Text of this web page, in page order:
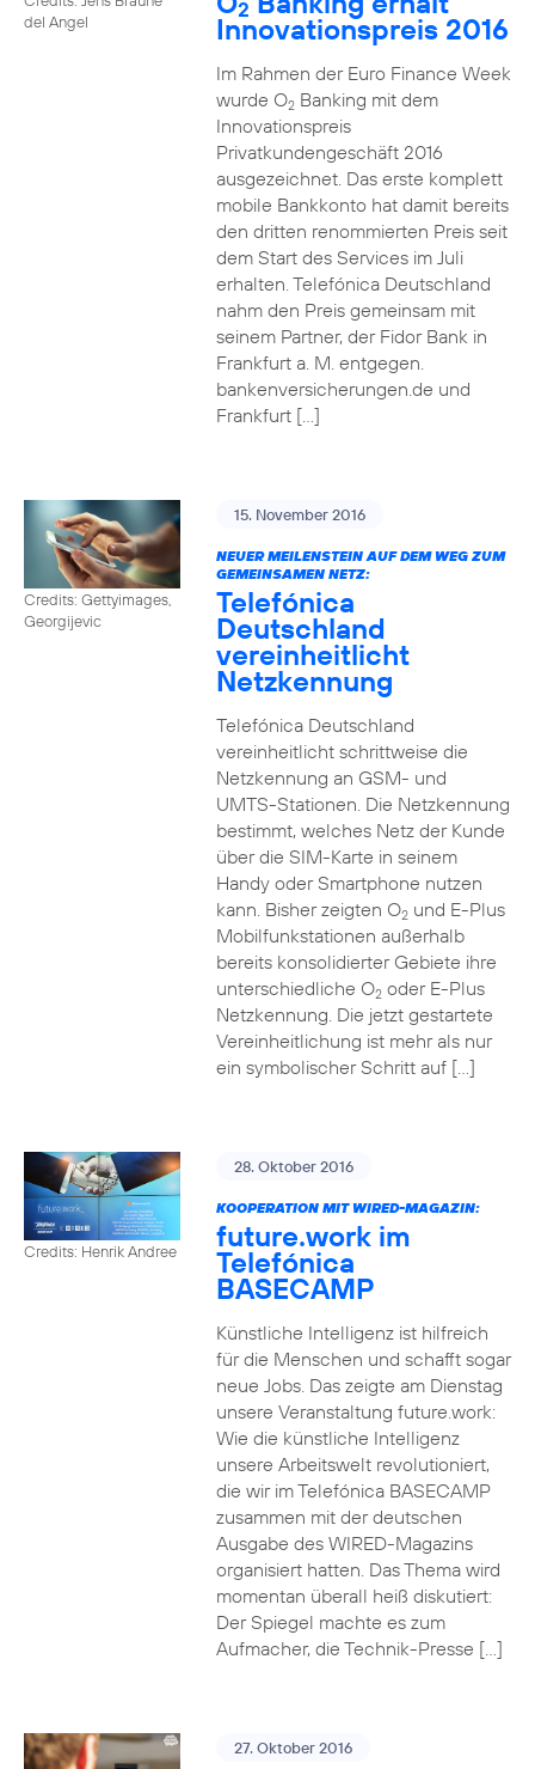
del Angel
2
Innovationspreis 2016
Im Rahmen der Euro Finance Week
wurde O2Banking mit dem
Innovationspreis
Privatkundengeschäft 2016
ausgezeichnet. Das erste komplett
mobile Bankkonto hat damit bereits
den dritten renommierten Preis seit
dem Start des Services im Juli
erhalten. Telefónica Deutschland
nahm den Preis gemeinsam mit
seinem Partner, der Fidor Bank in
Frankfurt a. M. entgegen.
bankenversicherungen.de und
Frankfurt […]
Credits: Gettyimages,
Georgijevic
15. November 2016
NEUER MEILENSTEIN AUF DEM WEG ZUM
GEMEINSAMEN NETZ:
Telefónica
Deutschland
vereinheitlicht
Netzkennung
Telefónica Deutschland
vereinheitlicht schrittweise die
Netzkennung an GSM- und
UMTS-Stationen. Die Netzkennung
bestimmt, welches Netz der Kunde
über die SIM-Karte in seinem
Handy oder Smartphone nutzen
kann. Bisher zeigten O2und E-Plus
Mobilfunkstationen außerhalb
bereits konsolidierter Gebiete ihre
unterschiedliche O2oder E-Plus
Netzkennung. Die jetzt gestartete
Vereinheitlichung ist mehr als nur
ein symbolischer Schritt auf […]
Credits: Henrik Andree
28. Oktober 2016
KOOPERATION MIT WIRED-MAGAZIN:
future.work im
Telefónica
BASECAMP
Künstliche Intelligenz ist hilfreich
für die Menschen und schafft sogar
neue Jobs. Das zeigte am Dienstag
unsere Veranstaltung future.work:
Wie die künstliche Intelligenz
unsere Arbeitswelt revolutioniert,
die wir im Telefónica BASECAMP
zusammen mit der deutschen
Ausgabe des WIRED-Magazins
organisiert hatten. Das Thema wird
momentan überall heiß diskutiert:
Der Spiegel machte es zum
Aufmacher, die Technik-Presse […]
27. Oktober 2016